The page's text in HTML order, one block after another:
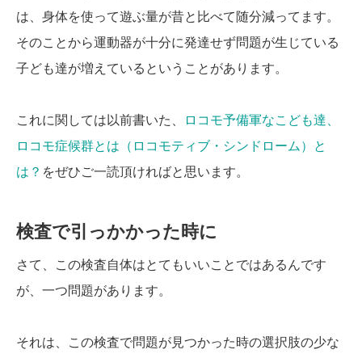
は、身体を使って遊ぶ量が昔と比べて随分減ってます。
そのことから運動器が十分に発達せず問題が生じている
子ども達が増えているということがあります。
これに関しては以前書いた、
ロコモ予備軍なこども達、
ロコモ症候群とは（ロコモティブ・シンドローム）と
は？ をぜひご一読頂ければと思います。
検査で引っかかった時に
さて、この検査自体はとてもいいことではあるんです
が、一つ問題があります。
それは、この検査で問題が見つかった時の選択肢の少な